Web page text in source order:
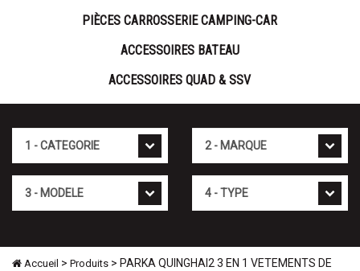
PIÈCES CARROSSERIE CAMPING-CAR
ACCESSOIRES BATEAU
ACCESSOIRES QUAD & SSV
Accueil > Produits > PARKA QUINGHAI2 3 EN 1 VETEMENTS DE